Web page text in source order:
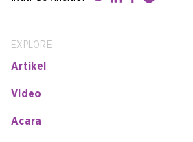
EXPLORE
Artikel
Video
Acara